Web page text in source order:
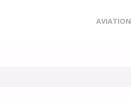
AVIATION